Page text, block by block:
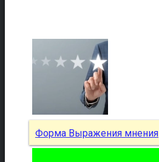
Форма Выражения мнения